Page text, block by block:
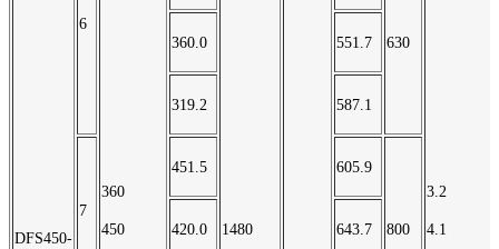
DFS450-
360
450 1480
3.2
4.1
6
630
360.0 551.7
319.2 587.1
7
451.5 605.9
800
420.0 643.7